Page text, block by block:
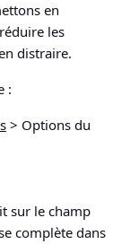
en
les
distraire.
:
> Options du
sur le champ
complète dans